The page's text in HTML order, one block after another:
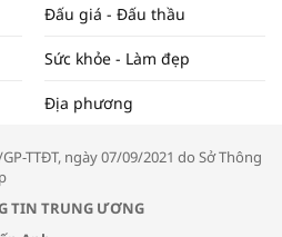
đàm “Xúc tiến thương mại: Khơi
Đấu giá - Đấu thầu
Sức khỏe - Làm đẹp
Địa phương
TTĐT, ngày 07/09/2021 do Sở Thông
TIN TRUNG ƯƠNG